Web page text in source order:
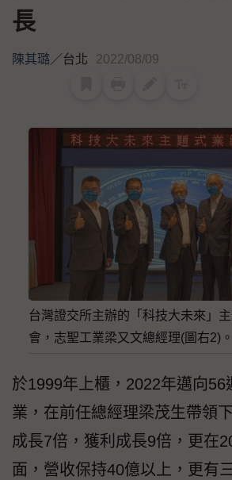
長
陳其璐／台北 2022/08/09
台灣證交所主辦的「科技大未來」
會，志聖工業梁又文總經理(圖右2)
於1999年上櫃，2022年邁向56
業，在前任總經理梁茂生帶領
成長7倍，獲利成長9倍，更在
面，營收保持40億以上，更有